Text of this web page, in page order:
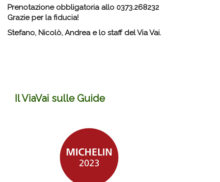
Prenotazione obbligatoria allo 0373.268232
Grazie per la fiducia!
Stefano, Nicolò, Andrea e lo staff del Via Vai.
Il ViaVai sulle Guide